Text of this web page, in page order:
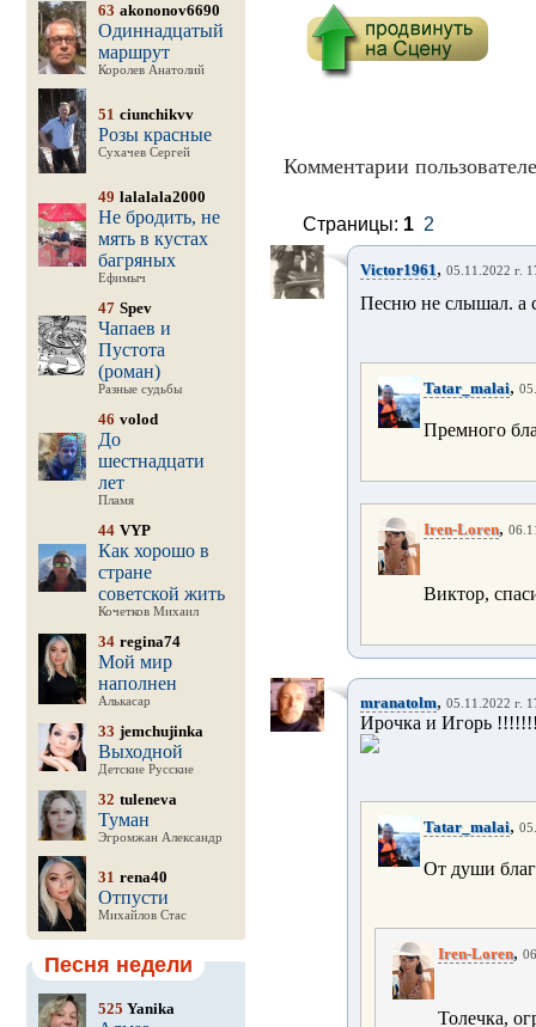
63 akononov6690
Одиннадцатый
маршрут
Королев Анатолий
51 ciunchikvv
Розы красные
Сухачев Сергей
49 lalalala2000
Не бродить, не
мять в кустах
багряных
Ефимыч
47 Spev
Чапаев и
Пустота
(роман)
Разные судьбы
46 volod
До
шестнадцати
лет
Пламя
44 VYP
Как хорошо в
стране
советской жить
Кочетков Михаил
34 regina74
Мой мир
наполнен
Алькасар
33 jemchujinka
Выходной
Детские Русские
32 tuleneva
Туман
Эгромжан Александр
31 rena40
Отпусти
Михайлов Стас
Песня недели
525 Yanika
Комментарии
Страницы: 1 2
Victor1961, 05.11.2022 г.
Песню не слышал. а
Tatar_malai,
Премного
Iren-Loren,
Виктор,
mranatolm, 05.11.2022 г.
Ирочка и Игорь
Tatar_malai,
От души
Iren-Loren,
Толечка,